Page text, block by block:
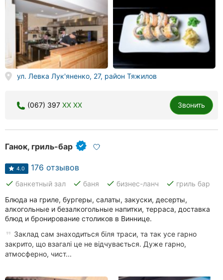
Николаев
Херсон
Полтава
Чернигов
Черкассы
Сумы
Ивано-
Франковск
Луцк
Ужгород
Карпаты
ул. Левка Лук'яненко, 27, район Тяжилов
(067) 397 XX XX Звонить
Ганок, гриль-бар
4.0 176 отзывов
done банкетный зал done баня done бизнес-ланч done гриль бар
Блюда на гриле, бургеры, салаты, закуски, десерты,
алкогольные и безалкогольные напитки, терраса, доставка
блюд и бронирование столиков в Виннице.
Заклад сам знаходиться біля траси, та так усе гарно
закрито, що взагалі це не відчувається. Дуже гарно,
атмосферно, чист...